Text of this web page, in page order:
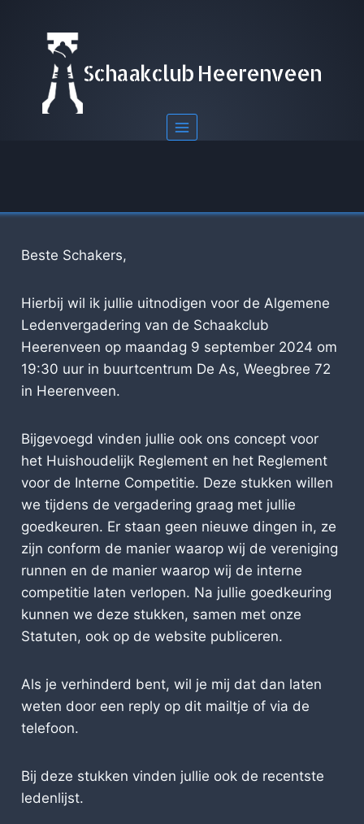
Schaakclub Heerenveen
Beste Schakers,
Hierbij wil ik jullie uitnodigen voor de Algemene
Ledenvergadering van de Schaakclub
Heerenveen op maandag 9 september 2024 om
19:30 uur in buurtcentrum De As, Weegbree 72
in Heerenveen.
Bijgevoegd vinden jullie ook ons concept voor
het Huishoudelijk Reglement en het Reglement
voor de Interne Competitie. Deze stukken willen
we tijdens de vergadering graag met jullie
goedkeuren. Er staan geen nieuwe dingen in, ze
zijn conform de manier waarop wij de vereniging
runnen en de manier waarop wij de interne
competitie laten verlopen. Na jullie goedkeuring
kunnen we deze stukken, samen met onze
Statuten, ook op de website publiceren.
Als je verhinderd bent, wil je mij dat dan laten
weten door een reply op dit mailtje of via de
telefoon.
Bij deze stukken vinden jullie ook de recentste
ledenlijst.